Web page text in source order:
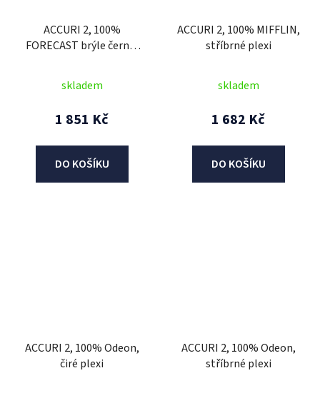
ACCURI 2, 100%
FORECAST brýle černé,
skladem
1 851 Kč
DO KOŠÍKU
ACCURI 2, 100% MIFFLIN,
stříbrné plexi
skladem
1 682 Kč
DO KOŠÍKU
ACCURI 2, 100% Odeon,
čiré plexi
ACCURI 2, 100% Odeon,
stříbrné plexi